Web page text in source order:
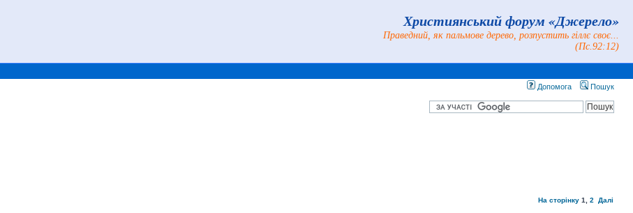
Християнський форум «Джерело»
Праведний, як пальмове дерево, розпустить гіллє своє...
(Пс.92:12)
Допомога Пошук
На сторінку 1 2 Далі